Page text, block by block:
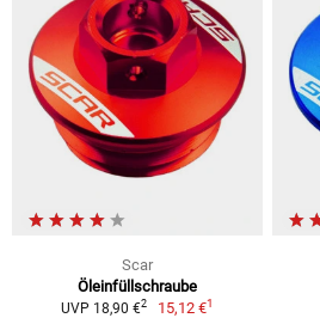
Scar
Öleinfüllschraube
UVP 18,90 €2 15,12 €1